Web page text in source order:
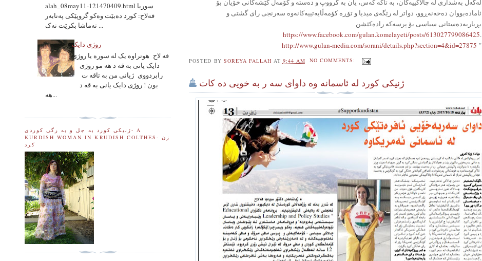
لەگەڵ بەشدارى له چالاكيیەكان، بە تاكە كەس، يان بە گرووپ و دەستە و كۆمەڵ كێشەكانی خۆیان بۆ
ئامادەبووان دەخەنەڕوو، دواتر لە رێگەی میدیا و تۆڕە كۆمەڵایەتییەكانەوە سەرنجى رای گشتی و
بڕیاربەدەستانی سیاسی بۆ پرسەكە رادەكێشن
https://www.facebook.com/gulan.komelayeti/posts/613027799086425.
http://www.gulan-media.com/sorani/details.php?section=4&id=27875 "
POSTED BY SOREYA FALLAH AT 9:44 AM NO COMMENTS:
ژنیکی کورد له ئاسمانه وه داوای سه ر به خویی ده کات
alah_08may11-121470409.html سوریا
فه‌لاح: کورد ده‌بێت وه‌کو گروپێکی په‌نابه‌ر
ته‌ماشا بکرێت نه‌ک ...
روژی دایک
فه لاح هونراوه یک له سوره یا روژی
دایک یانی به قه د هه مو روژی
رابردووی ژیانی من به تاقه ت
بون ! روژی دایک یانی به قه د
هه...
ژنیکی کورد به جل و به رگی کوردی- A
KURDISH WOMAN IN KRUDISH COLTHES- زن
کرد